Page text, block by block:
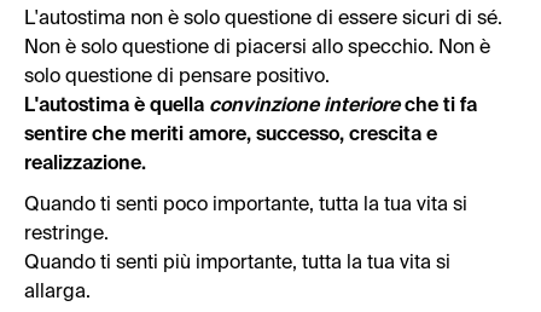
L'autostima non è solo questione di essere sicuri di sé.
Non è solo questione di piacersi allo specchio. Non è
solo questione di pensare positivo.
L'autostima è quella convinzione interioreche ti fa
sentire che meriti amore, successo, crescita e
realizzazione.
Quando ti senti poco importante, tutta la tua vita si
restringe.
Quando ti senti più importante, tutta la tua vita si
allarga.